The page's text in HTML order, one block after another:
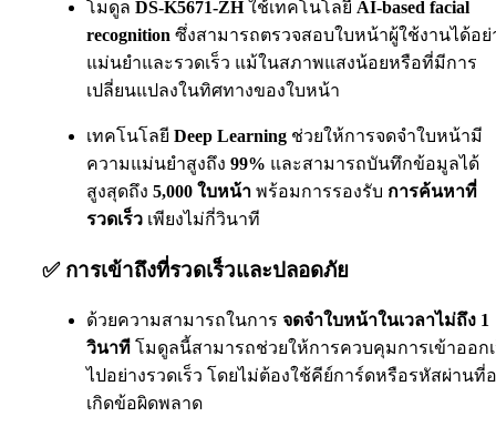
โมดูล DS-K5671-ZHใช้เทคโนโลยี AI-based facial
recognition ซึ่งสามารถตรวจสอบใบหน้าผู้ใช้งานได้อย่
แม่นยำและรวดเร็ว แม้ในสภาพแสงน้อยหรือที่มีการ
เปลี่ยนแปลงในทิศทางของใบหน้า
เทคโนโลยี Deep Learning ช่วยให้การจดจำใบหน้ามี
ความแม่นยำสูงถึง 99% และสามารถบันทึกข้อมูลได้
สูงสุดถึง 5,000 ใบหน้า พร้อมการรองรับ การค้นหาที่
รวดเร็ว เพียงไม่กี่วินาที
✅ การเข้าถึงที่รวดเร็วและปลอดภัย
ด้วยความสามารถในการ จดจำใบหน้าในเวลาไม่ถึง 1
วินาที โมดูลนี้สามารถช่วยให้การควบคุมการเข้าออก
ไปอย่างรวดเร็ว โดยไม่ต้องใช้คีย์การ์ดหรือรหัสผ่านที่
เกิดข้อผิดพลาด